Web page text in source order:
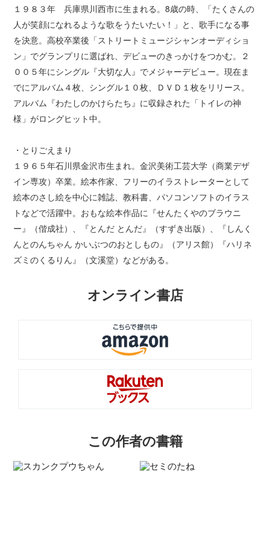
１９８３年 兵庫県川西市に生まれる。8歳の時、「たくさんの
人が笑顔になれるような歌をうたいたい！」と、歌手になる事
を決意。高校卒業後「ストリートミュージシャンオーディショ
ン」でグランプリに選ばれ、デビューのきっかけをつかむ。２
００５年にシングル『大切な人』でメジャーデビュー。現在ま
でにアルバム４枚、シングル１０枚、ＤＶＤ１枚をリリース。
アルバム『わたしのかけらたち』に収録された「トイレの神
様」がロングヒット中。
・とりごえまり
１９６５年石川県金沢市生まれ。金沢美術工芸大学（商業デザ
イン専攻）卒業。絵本作家、フリーのイラストレーターとして
絵本のさし絵を中心に雑誌、教科書、パソコンソフトのイラス
トなどで活躍中。おもな絵本作品に『せんたくやのブラウニ
ー』（偕成社）、『とんだ とんだ』（すずき出版）、『しんく
んとのんちゃん かいぶつのおとしもの』（アリス館）『ハリネ
ズミのくるりん』（文溪堂）などがある。
オンライン書店
この作者の書籍